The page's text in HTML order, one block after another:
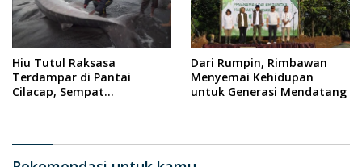
Hiu Tutul Raksasa
Terdampar di Pantai
Cilacap, Sempat
Dari Rumpin, Rimbawan
Menyemai Kehidupan
untuk Generasi Mendatang